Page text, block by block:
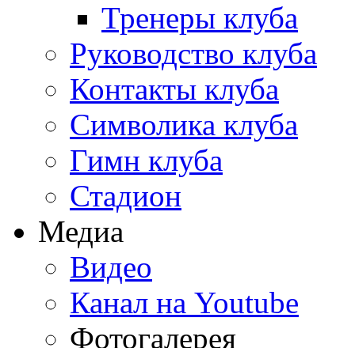
Тренеры клуба
Руководство клуба
Контакты клуба
Символика клуба
Гимн клуба
Стадион
Медиа
Видео
Канал на Youtube
Фотогалерея